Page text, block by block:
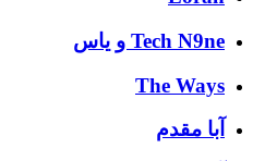
Tech N9ne و یاس
The Ways
آبا مقدم